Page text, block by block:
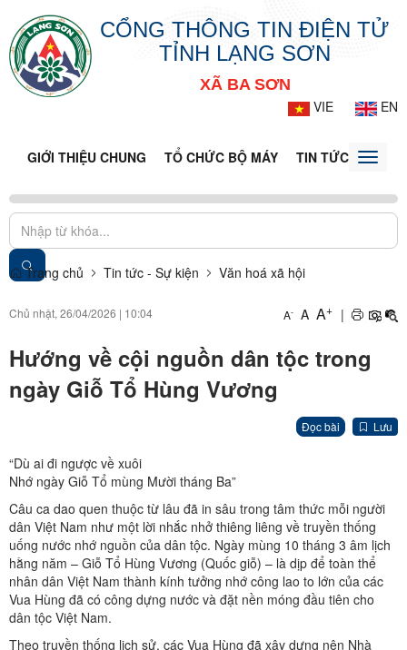
CỔNG THÔNG TIN ĐIỆN TỬ
TỈNH LẠNG SƠN
XÃ BA SƠN
VIE
EN
GIỚI THIỆU CHUNG TỔ CHỨC BỘ MÁY TIN TỨC - SỰToggle
Trang chủ Tin tức - Sự kiện Văn hoá xã hội
Chủ nhật, 26/04/2026 | 10:04 A- A A+ |
Hướng về cội nguồn dân tộc trong
ngày Giỗ Tổ Hùng Vương
Đọc bài Lưu
“Dù ai đi ngược về xuôi
Nhớ ngày Giỗ Tổ mùng Mười tháng Ba”
Câu ca dao quen thuộc từ lâu đã in sâu trong tâm thức mỗi người
dân Việt Nam như một lời nhắc nhở thiêng liêng về truyền thống
uống nước nhớ nguồn của dân tộc. Ngày mùng 10 tháng 3 âm lịch
hằng năm – Giỗ Tổ Hùng Vương (Quốc giỗ) – là dịp để toàn thể
nhân dân Việt Nam thành kính tưởng nhớ công lao to lớn của các
Vua Hùng đã có công dựng nước và đặt nền móng đầu tiên cho
dân tộc Việt Nam.
Theo truyền thống lịch sử, các Vua Hùng đã xây dựng nên Nhà